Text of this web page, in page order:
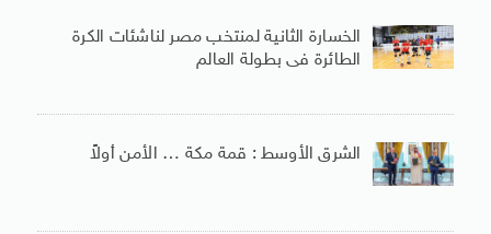
الخسارة الثانية لمنتخب مصر لناشئات الكرة
الطائرة فى بطولة العالم
الشرق الأوسط : قمة مكة … الأمن أولاً